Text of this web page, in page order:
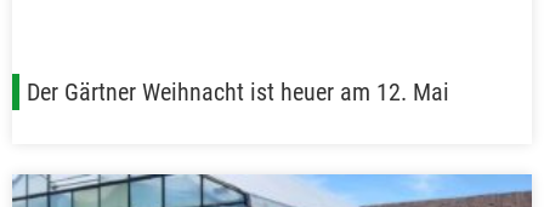
Der Gärtner Weihnacht ist heuer am 12. Mai